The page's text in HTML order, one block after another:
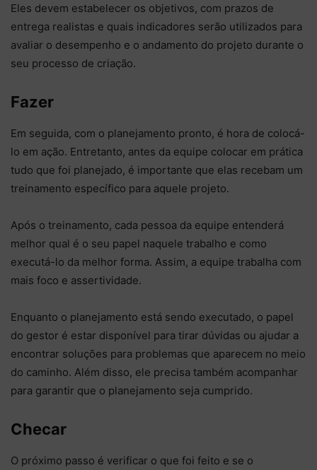
Eles devem estabelecer os objetivos, com prazos de
entrega realistas e quais indicadores serão utilizados para
avaliar o desempenho e o andamento do projeto durante o
seu processo de criação.
Fazer
Em seguida, com o planejamento pronto, é hora de colocá-
lo em ação. Entretanto, antes da equipe colocar em prática
tudo que foi planejado, é importante que elas recebam um
treinamento específico para aquele projeto.
Após o treinamento, cada pessoa da equipe entenderá
melhor qual é o seu papel naquele trabalho e como
executá-lo da melhor forma. Assim, a equipe trabalha com
mais foco e assertividade.
Enquanto o planejamento está sendo executado, o papel
do gestor é estar disponível para tirar dúvidas ou ajudar a
encontrar soluções para problemas que aparecem no meio
do caminho. Além disso, ele precisa também acompanhar
para garantir que o planejamento seja cumprido.
Checar
O próximo passo é verificar o que foi feito e se o